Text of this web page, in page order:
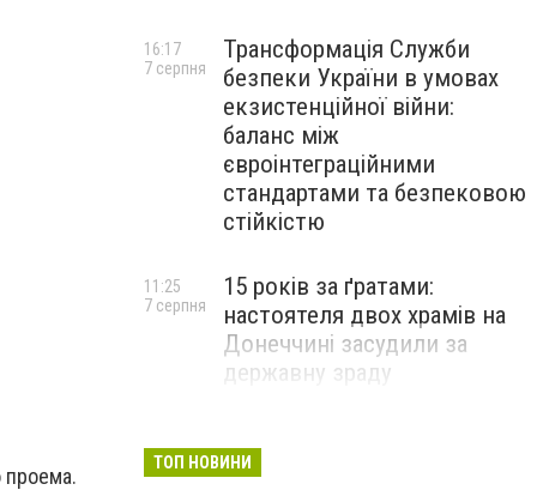
проема.
Трансформація Служби
безпеки України в умовах
екзистенційної війни:
баланс між
євроінтеграційними
стандартами та безпековою
стійкістю
16:17
7 серпня
15 років за ґратами:
настоятеля двох храмів на
Донеччині засудили за
державну зраду
11:25
7 серпня
полоненого бійця ЗСУ на
7 серпня
ТОП НОВИНИ